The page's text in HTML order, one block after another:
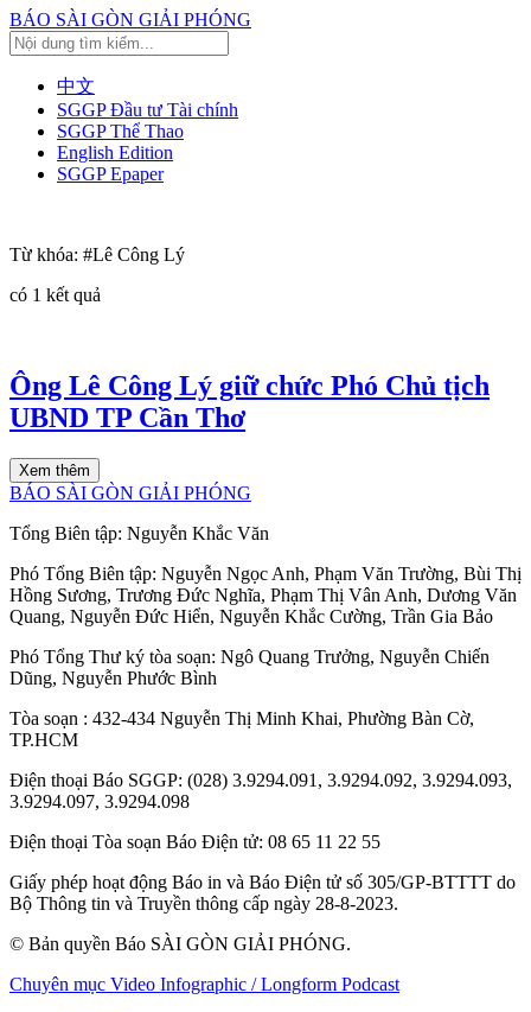
BÁO SÀI GÒN GIẢI PHÓNG
中文
SGGP Đầu tư Tài chính
SGGP Thể Thao
English Edition
SGGP Epaper
Từ khóa: #Lê Công Lý
có 1 kết quả
Ông Lê Công Lý giữ chức Phó Chủ tịch
UBND TP Cần Thơ
Xem thêm
BÁO SÀI GÒN GIẢI PHÓNG
Tổng Biên tập: Nguyễn Khắc Văn
Phó Tổng Biên tập: Nguyễn Ngọc Anh, Phạm Văn Trường, Bùi Thị
Hồng Sương, Trương Đức Nghĩa, Phạm Thị Vân Anh, Dương Văn
Quang, Nguyễn Đức Hiển, Nguyễn Khắc Cường, Trần Gia Bảo
Phó Tổng Thư ký tòa soạn: Ngô Quang Trưởng, Nguyễn Chiến
Dũng, Nguyễn Phước Bình
Tòa soạn : 432-434 Nguyễn Thị Minh Khai, Phường Bàn Cờ,
TP.HCM
Điện thoại Báo SGGP: (028) 3.9294.091, 3.9294.092, 3.9294.093,
3.9294.097, 3.9294.098
Điện thoại Tòa soạn Báo Điện tử: 08 65 11 22 55
Giấy phép hoạt động Báo in và Báo Điện tử số 305/GP-BTTTT do
Bộ Thông tin và Truyền thông cấp ngày 28-8-2023.
© Bản quyền Báo SÀI GÒN GIẢI PHÓNG.
Chuyên mục Video Infographic / Longform Podcast